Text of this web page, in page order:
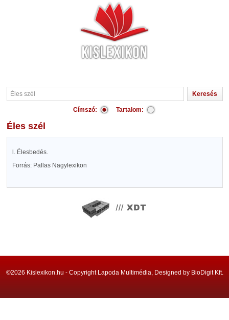
Címszó: Tartalom:
Éles szél
l. Élesbedés.
Forrás: Pallas Nagylexikon
©2026 Kislexikon.hu - Copyright Lapoda Multimédia, Designed by BioDigit Kft.